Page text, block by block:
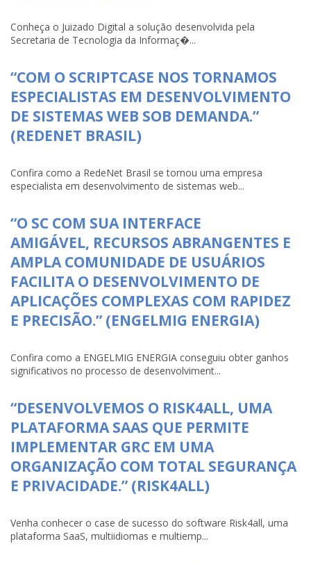
Conheça o Juizado Digital a solução desenvolvida pela
Secretaria de Tecnologia da Informaç�...
“COM O SCRIPTCASE NOS TORNAMOS
ESPECIALISTAS EM DESENVOLVIMENTO
DE SISTEMAS WEB SOB DEMANDA.”
(REDENET BRASIL)
Confira como a RedeNet Brasil se tornou uma empresa
especialista em desenvolvimento de sistemas web...
“O SC COM SUA INTERFACE
AMIGÁVEL, RECURSOS ABRANGENTES E
AMPLA COMUNIDADE DE USUÁRIOS
FACILITA O DESENVOLVIMENTO DE
APLICAÇÕES COMPLEXAS COM RAPIDEZ
E PRECISÃO.” (ENGELMIG ENERGIA)
Confira como a ENGELMIG ENERGIA conseguiu obter ganhos
significativos no processo de desenvolviment...
“DESENVOLVEMOS O RISK4ALL, UMA
PLATAFORMA SAAS QUE PERMITE
IMPLEMENTAR GRC EM UMA
ORGANIZAÇÃO COM TOTAL SEGURANÇA
E PRIVACIDADE.” (RISK4ALL)
Venha conhecer o case de sucesso do software Risk4all, uma
plataforma SaaS, multiidiomas e multiemp...